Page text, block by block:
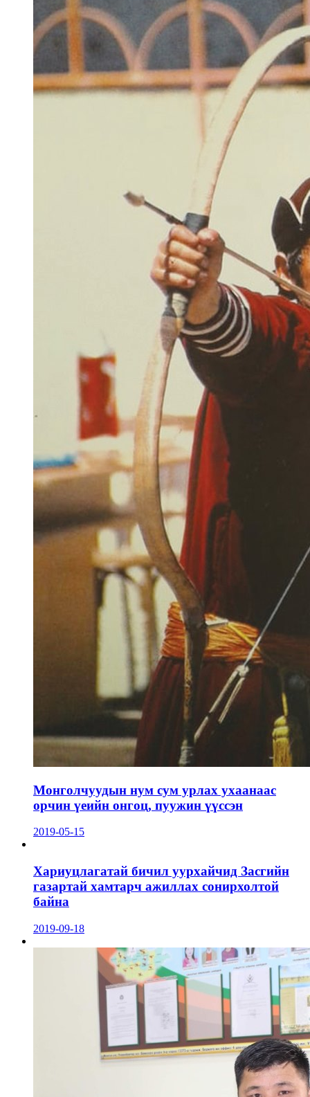
Монголчуудын нум сум урлах ухаанаас
орчин үеийн онгоц, пуужин үүссэн
2019-05-15
Хариуцлагатай бичил уурхайчид Засгийн
газартай хамтарч ажиллах сонирхолтой
байна
2019-09-18